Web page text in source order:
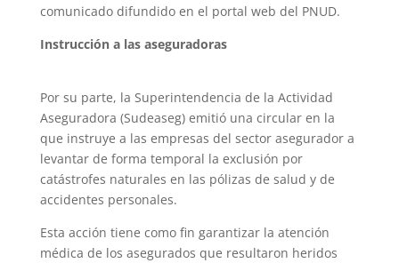
comunicado difundido en el portal web del PNUD.
Instrucción a las aseguradoras
Por su parte, la Superintendencia de la Actividad
Aseguradora (Sudeaseg) emitió una circular en la
que instruye a las empresas del sector asegurador a
levantar de forma temporal la exclusión por
catástrofes naturales en las pólizas de salud y de
accidentes personales.
Esta acción tiene como fin garantizar la atención
médica de los asegurados que resultaron heridos